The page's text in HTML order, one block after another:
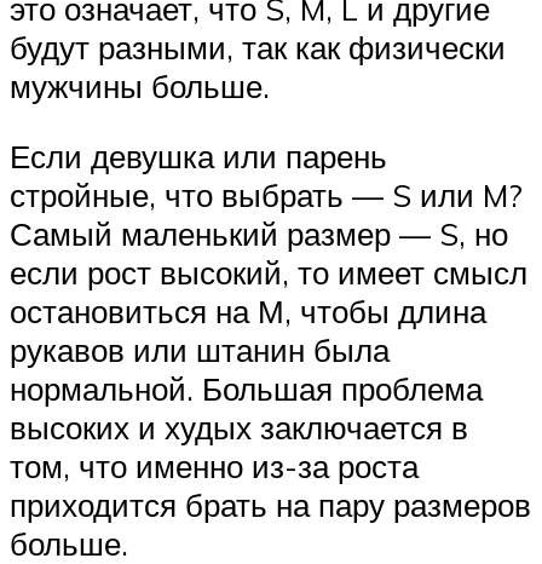
это означает, что S, M, L и другие
будут разными, так как физически
мужчины больше.
Если девушка или парень
стройные, что выбрать — S или M?
Самый маленький размер — S, но
если рост высокий, то имеет смысл
остановиться на М, чтобы длина
рукавов или штанин была
нормальной. Большая проблема
высоких и худых заключается в
том, что именно из-за роста
приходится брать на пару размеров
больше.